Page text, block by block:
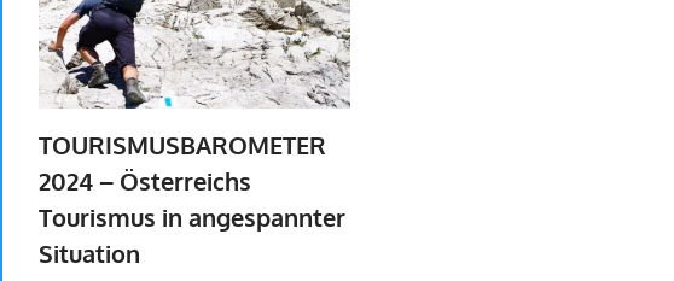
TOURISMUSBAROMETER
2024 – Österreichs
Tourismus in angespannter
Situation